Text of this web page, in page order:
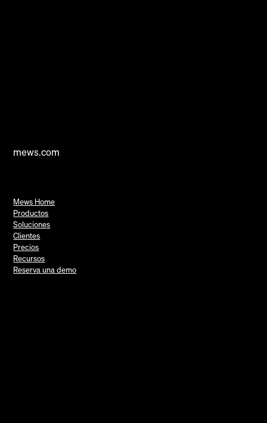
mews.com
Mews Home
Productos
Soluciones
Clientes
Precios
Recursos
Reserva una demo